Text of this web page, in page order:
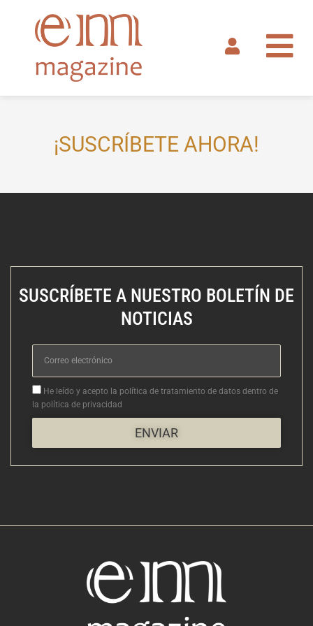
contenido
¡SUSCRÍBETE AHORA!
SUSCRÍBETE A NUESTRO BOLETÍN DE
NOTICIAS
Correo
electrónico
Aceptacion
He leído y acepto la política de tratamiento de datos dentro de
la política de privacidad
ENVIAR